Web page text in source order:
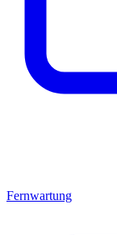
Fernwartung